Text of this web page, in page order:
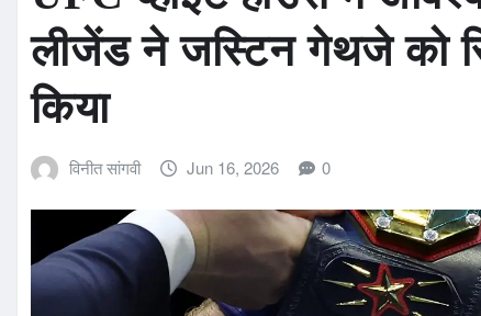
लीजेंड ने जस्टिन गेथजे को
किया
विनीत सांगवी Jun 16, 2026 0